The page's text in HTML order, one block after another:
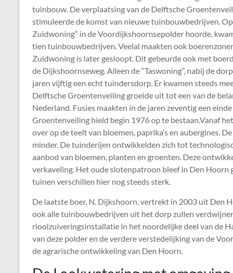
tuinbouw. De verplaatsing van de Delftsche
stimuleerde de komst van nieuwe tuinbouwbedrijven.
Zuidwoning” in de Voordijkshoornsepolder hoorde,
tien tuinbouwbedrijven. Veelal maakten ook
Zuidwoning is later gesloopt. Dit gebeurde ook met
de Dijkshoornseweg. Alleen de “Taswoning”, nabij de
jaren vijftig een echt tuindersdorp. Er kwamen steeds
Delftsche Groentenveiling groeide uit tot een van de
Nederland. Fusies maakten in de jaren zeventig een
Groentenveiling hield begin 1976 op te bestaan.Vanaf
over op de teelt van bloemen, paprika’s en aubergines.
minder. De tuinderijen ontwikkelden zich tot
aanbod van bloemen, planten en groenten. Deze
verkaveling. Het oude slotenpatroon bleef in Den Hoorn
tuinen verschillen hier nog steeds sterk.
De laatste boer, N. Dijkshoorn, vertrekt in 2003 uit Den
ook alle tuinbouwbedrijven uit het dorp zullen
rioolzuiveringsinstallatie in het noordelijke deel van de
van deze polder en de verdere verstedelijking van de
de agrarische ontwikkeling van Den Hoorn.